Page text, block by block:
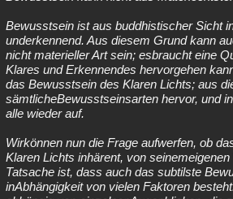
Bewusstsein ist aus buddhistischer Sicht
underkennend. Aus diesem Grund kann
nicht materieller Art sein; esbraucht eine
Klares und Erkennendes hervorgehen
das Bewusstsein des Klaren Lichts; aus
sämtlicheBewusstseinsarten hervor, und
alle wieder auf.
Wirkönnen nun die Frage aufwerfen, ob
Klaren Lichts inhärent, von
Tatsache ist, dass auch das subtilste
inAbhängigkeit von vielen Faktoren